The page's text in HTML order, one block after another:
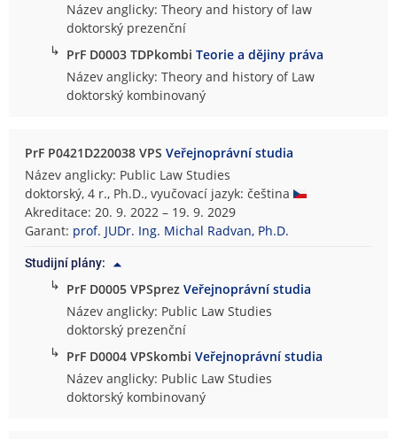
Název anglicky: Theory and history of law
doktorský prezenční
↳ PrF D0003 TDPkombiTeorie a dějiny práva
Název anglicky: Theory and history of Law
doktorský kombinovaný
PrF P0421D220038 VPSVeřejnoprávní studia
Název anglicky: Public Law Studies
doktorský, 4 r., Ph.D., vyučovací jazyk: čeština
Akreditace: 20. 9. 2022 – 19. 9. 2029
Garant: prof. JUDr. Ing. Michal Radvan, Ph.D.
Studijní plány:
↳ PrF D0005 VPSprezVeřejnoprávní studia
Název anglicky: Public Law Studies
doktorský prezenční
↳ PrF D0004 VPSkombiVeřejnoprávní studia
Název anglicky: Public Law Studies
doktorský kombinovaný